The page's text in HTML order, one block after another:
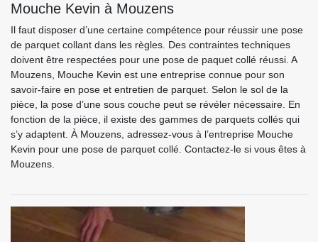
Mouche Kevin à Mouzens
Il faut disposer d’une certaine compétence pour réussir une pose
de parquet collant dans les règles. Des contraintes techniques
doivent être respectées pour une pose de paquet collé réussi. A
Mouzens, Mouche Kevin est une entreprise connue pour son
savoir-faire en pose et entretien de parquet. Selon le sol de la
pièce, la pose d’une sous couche peut se révéler nécessaire. En
fonction de la pièce, il existe des gammes de parquets collés qui
s’y adaptent. À Mouzens, adressez-vous à l’entreprise Mouche
Kevin pour une pose de parquet collé. Contactez-le si vous êtes à
Mouzens.